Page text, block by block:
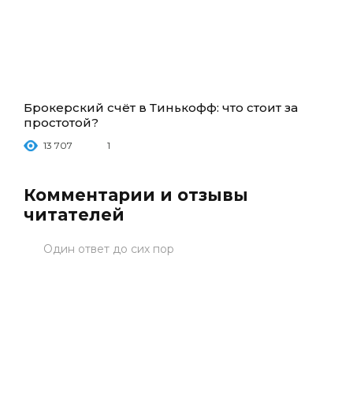
Брокерский счёт в Тинькофф: что стоит за
простотой?
13 707 1
Комментарии и отзывы
читателей
Один ответ до сих пор